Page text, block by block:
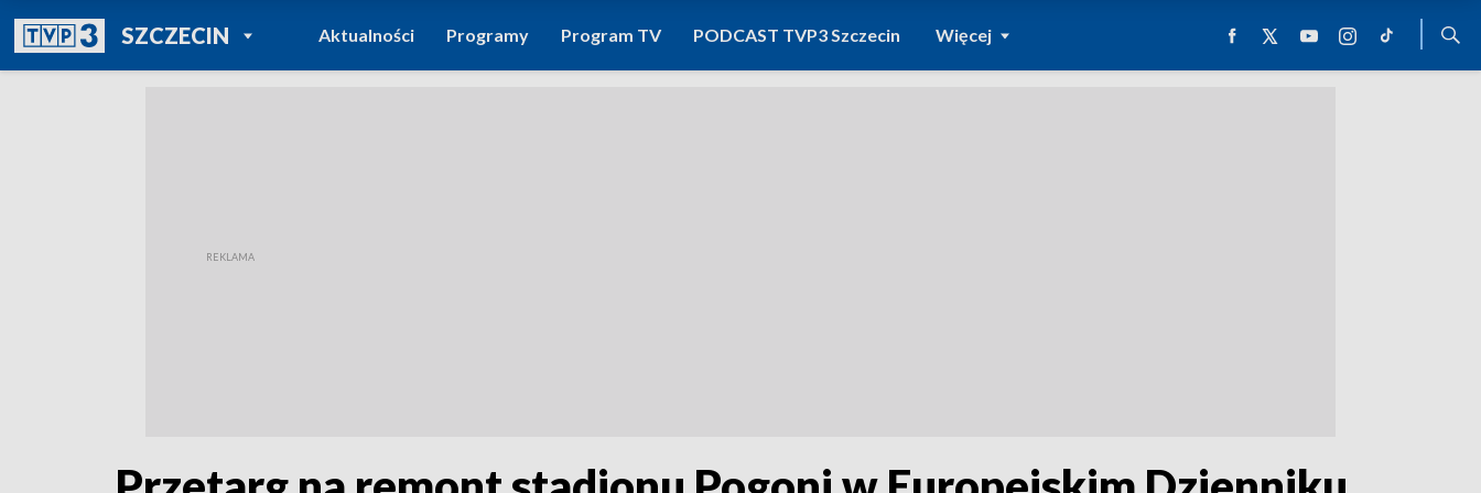
SZCZECINPOWRÓT DO
TVP REGIONY
Aktualności Programy Program TV PODCAST TVP3 Szczecin Więcej